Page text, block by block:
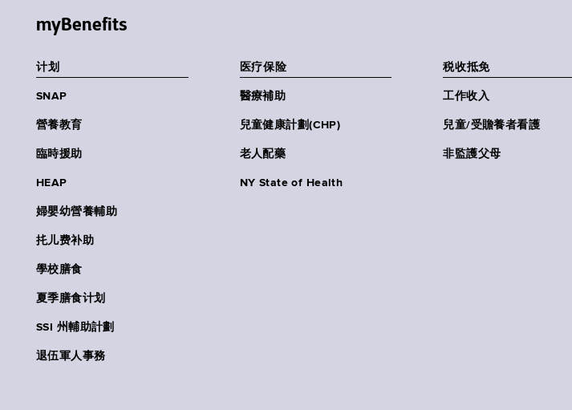
myBenefits
计划
SNAP
營養教育
臨時援助
HEAP
婦嬰幼營養輔助
扥儿费补助
學校膳食
夏季膳食计划
SSI 州輔助計劃
退伍軍人事務
医疗保险
醫療補助
兒童健康計劃(CHP)
老人配藥
NY State of Health
税收抵免
工作收入
兒童/受贍養者看護
非監護父母